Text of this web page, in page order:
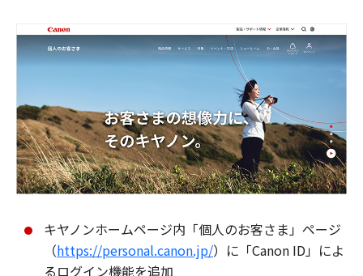
キヤノンホームページ内「個人のお客さま」ページ
（https://personal.canon.jp/）に「Canon ID」によ
るログイン機能を追加